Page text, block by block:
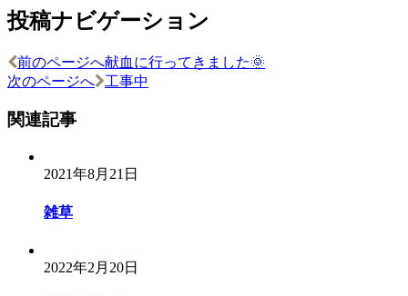
投稿ナビゲーション
前のページへ献血に行ってきました🌞
次のページへ
工事中
関連記事
2021年8月21日
雑草
2022年2月20日